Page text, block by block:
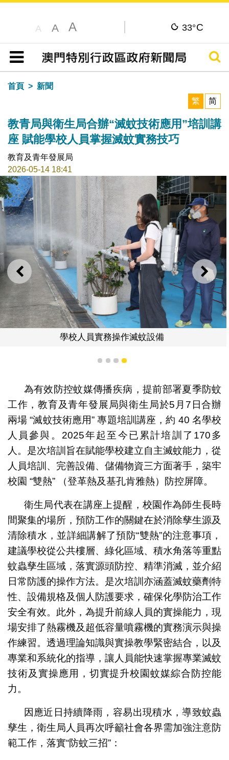
A A A 33°C
目錄
搜尋
首頁
新聞
繁
简
教青局與衛生局合辦“滅蚊技術應用”培訓講
座 賦能學校人員掌握滅蚊實務技巧
教育及青年發展局
2026-05-14 18:41
上一則 下一
學校人員實務操作滅蚊設備
1 2 3 4
為有效防控蚊媒傳播疾病，提前部署夏季防蚊
工作，教育及青年發展局與衛生局於5月7日合辦
兩場 “滅蚊技術應用” 專題培訓講座，約 40 名學校
人員參與。2025年起至今已累計培訓了170多
人。是次培訓旨在賦能學校建立自主滅蚊能力，從
人員培訓、完善設備、儲備物資三方面著手，築牢
校園 “雙熱” （登革熱及基孔肯雅熱）防控屏障。
衛生局代表在講座上提醒，校園作為師生長時
間聚集的場所，預防工作的關鍵在於消除孳生源及
清除積水，並詳細講解了預防“雙熱”的注意事項，
建議學校從公共樓層、綠化區域、積水角落等重點
蚊蟲孳生區域，落實源頭防控、精準消滅，並介紹
日常防護的操作方法。是次培訓亦涵蓋滅蚊藥劑特
性、設備規格及個人防護要求，確保化學防治工作
安全有效。此外，為提升前線人員的實操能力，現
場安排了熱霧機及超低容量噴霧機的實務演示與操
作練習。透過理論知識與實操教學緊密結合，以及
專業和系統化的指導，讓人員能快速掌握專業滅蚊
技術及實操應用，切實提升校園蚊媒綜合防控能
力。
因應近日持續降雨，容易出現積水，導致蚊蟲
孳生，衛生局人員再次呼籲社會各界需加強注意防
範工作，落實“防蚊三招”：